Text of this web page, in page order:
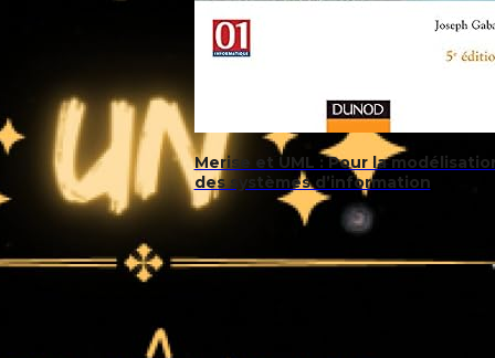
Merise et UML : Pour la
des systèmes d’information